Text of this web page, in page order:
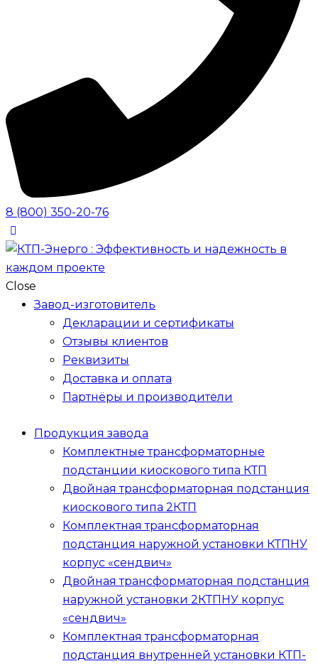
8 (800) 350-20-76
Close
Завод-изготовитель
Декларации и сертификаты
Отзывы клиентов
Реквизиты
Доставка и оплата
Партнёры и производители
Продукция завода
Комплектные трансформаторные
подстанции киоскового типа КТП
Двойная трансформаторная подстанция
киоскового типа 2КТП
Комплектная трансформаторная
подстанция наружной установки КТПНУ
корпус «сендвич»
Двойная трансформаторная подстанция
наружной установки 2КТПНУ корпус
«сендвич»
Комплектная трансформаторная
подстанция внутренней установки КТП-